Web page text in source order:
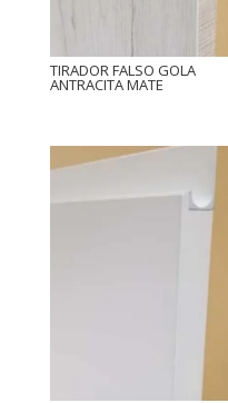
TIRADOR FALSO GOLA
ANTRACITA MATE